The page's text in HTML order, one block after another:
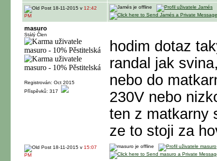
18-11-2015 v 12:42
PM
masuro
Stálý Člen
Registrován: Oct 2015
Příspěvků: 317
hodim dotaz
randal jak
nebo do
230V nebo
ten z matkarny
ze to stoji za
18-11-2015 v 15:07
PM